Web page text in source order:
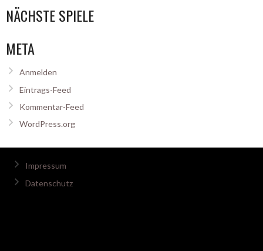
NÄCHSTE SPIELE
META
Anmelden
Eintrags-Feed
Kommentar-Feed
WordPress.org
Impressum
Datenschutz